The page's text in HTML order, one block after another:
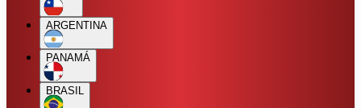
ARGENTINA
PANAMÁ
BRASIL